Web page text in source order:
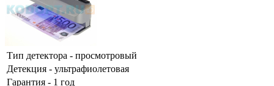
Тип детектора - просмотровый
Детекция - ультрафиолетовая
Гарантия - 1 год